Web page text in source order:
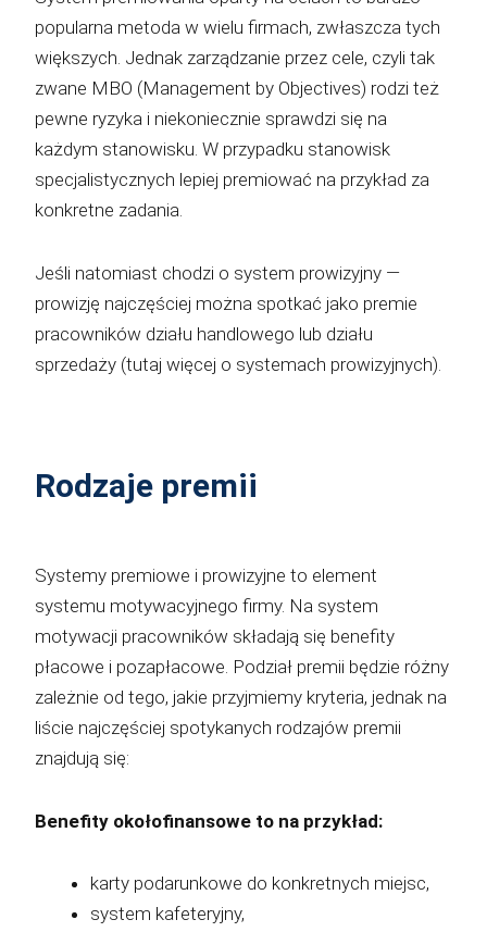
popularna metoda w wielu firmach, zwłaszcza tych
większych. Jednak zarządzanie przez cele, czyli tak
zwane MBO (Management by Objectives) rodzi też
pewne ryzyka i niekoniecznie sprawdzi się na
każdym stanowisku. W przypadku stanowisk
specjalistycznych lepiej premiować na przykład za
konkretne zadania.
Jeśli natomiast chodzi o system prowizyjny —
prowizję najczęściej można spotkać jako premie
pracowników działu handlowego lub działu
sprzedaży (tutaj więcej o systemach prowizyjnych).
Rodzaje premii
Systemy premiowe i prowizyjne to element
systemu motywacyjnego firmy. Na system
motywacji pracowników składają się benefity
płacowe i pozapłacowe. Podział premii będzie różny
zależnie od tego, jakie przyjmiemy kryteria, jednak na
liście najczęściej spotykanych rodzajów premii
znajdują się:
Benefity okołofinansowe to na przykład:
karty podarunkowe do konkretnych miejsc,
system kafeteryjny,